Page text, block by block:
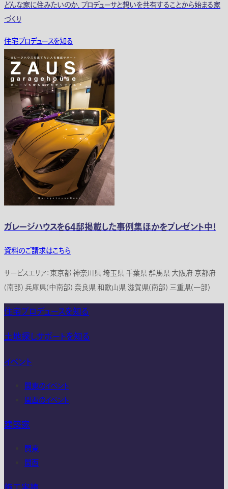
どんな家に住みたいのか、プロデューサと想いを共有することから始まる家
づくり
住宅プロデュースを知る
ガレージハウスを64邸掲載した事例集ほかをプレゼント中！
資料のご請求はこちら
サービスエリア：東京都 神奈川県 埼玉県 千葉県 群馬県 大阪府 京都府
(南部) 兵庫県(中南部) 奈良県 和歌山県 滋賀県(南部) 三重県(一部)
住宅プロデュースを知る
土地探しサポートを知る
イベント
関東のイベント
関西のイベント
建築家
関東
関西